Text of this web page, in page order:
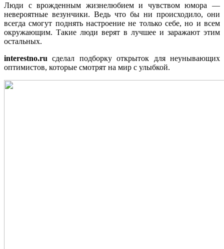
Люди с врожденным жизнелюбием и чувством юмора —
невероятные везунчики. Ведь что бы ни происходило, они
всегда смогут поднять настроение не только себе, но и всем
окружающим. Такие люди верят в лучшее и заражают этим
остальных.
interestno.ru сделал подборку открыток для неунывающих
оптимистов, которые смотрят на мир с улыбкой.